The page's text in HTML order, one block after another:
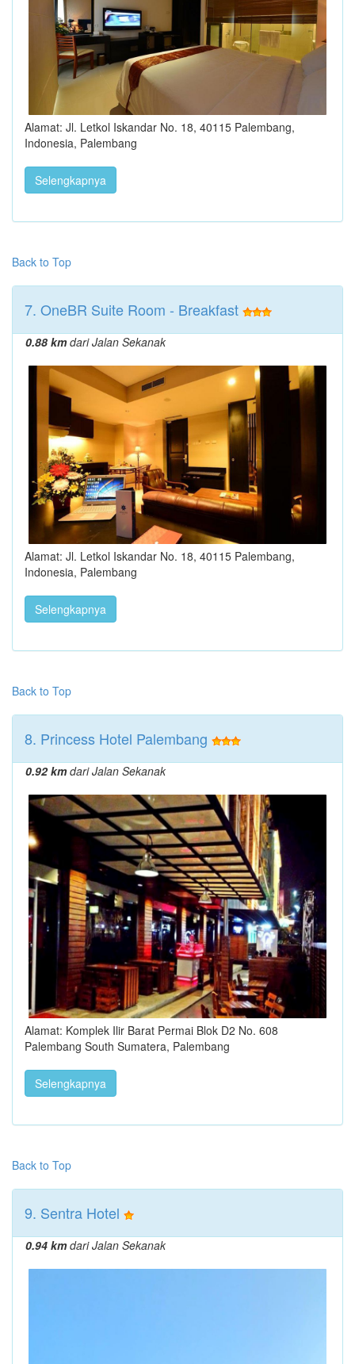
Alamat: Jl. Letkol Iskandar No. 18, 40115 Palembang,
Indonesia, Palembang
Selengkapnya
Back to Top
7. OneBR Suite Room - Breakfast
0.88 kmdari Jalan Sekanak
Alamat: Jl. Letkol Iskandar No. 18, 40115 Palembang,
Indonesia, Palembang
Selengkapnya
Back to Top
8. Princess Hotel Palembang
0.92 kmdari Jalan Sekanak
Alamat: Komplek Ilir Barat Permai Blok D2 No. 608
Palembang South Sumatera, Palembang
Selengkapnya
Back to Top
9. Sentra Hotel
0.94 kmdari Jalan Sekanak